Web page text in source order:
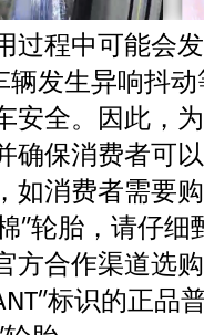
过程中可能会
辆发生异响抖
安全。因此，
确保消费者可
如消费者需要
”轮胎，请仔
方合作渠道选
标识的正品